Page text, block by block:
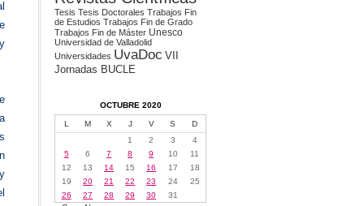
Tesis Tesis Doctorales Trabajos Fin
de Estudios Trabajos Fin de Grado
Trabajos Fin de Máster Unesco
Universidad de Valladolid
Universidades UvaDoc VII
Jornadas BUCLE
OCTUBRE 2020
L M X J V S
D
1
2 3
4
5
6 7 8 9 10
11
12
13 14 15 16 17
18
19
20 21 22 23 24
25
26
27 28 29 30 31